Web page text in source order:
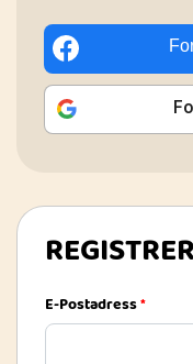
E-Postadress*